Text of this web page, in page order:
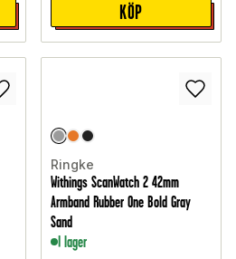
KÖP
Ringke
Withings ScanWatch 2 42mm
Armband Rubber One Bold Gray
Sand
I lager